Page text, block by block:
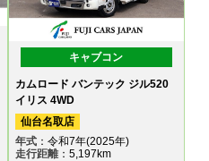
キャブコン
カムロード バンテック ジル520
イリス 4WD
仙台名取店
年式：令和7年(2025年)
走行距離：5,197km